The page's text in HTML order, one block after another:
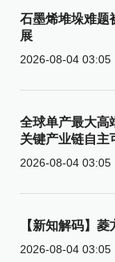
石墨烯堆垛难题
展
2026-08-04 03:05
全球单产最大高
关键产业链自主
2026-08-04 03:05
【新知解码】
2026-08-04 03:05